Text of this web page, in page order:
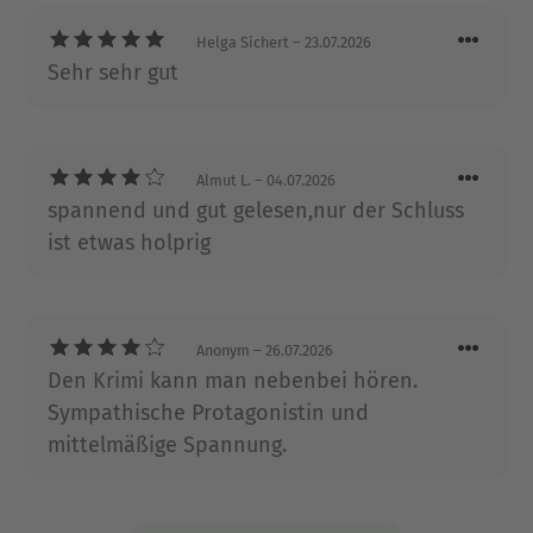
Helga Sichert – 23.07.2026
Sehr sehr gut
Almut L. – 04.07.2026
spannend und gut gelesen,nur der Schluss
ist etwas holprig
Anonym – 26.07.2026
Den Krimi kann man nebenbei hören.
Sympathische Protagonistin und
mittelmäßige Spannung.